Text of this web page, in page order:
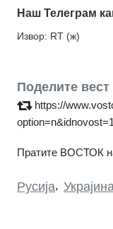
Наш Телеграм
Извор: RT (ж)
Поделите
https://
Пратите ВОСТОК
Русија, Украјина